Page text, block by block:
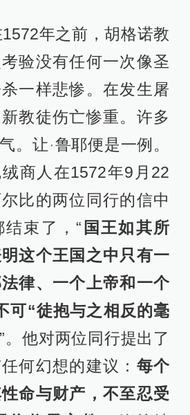
年之前，胡格诺教
验没有任何一次像圣
一样悲惨。在发生屠
教徒伤亡惨重。许多
。让·鲁耶便是一例。
商人在1572年9月22
比的两位同行的信中
束了，“ 国王如其所
这个王国之中只有一
律、一个上帝和一个
可“徒抱与之相反的毫
”。他对两位同行提出了
何幻想的建议： 每个
命与财产，不至忍受